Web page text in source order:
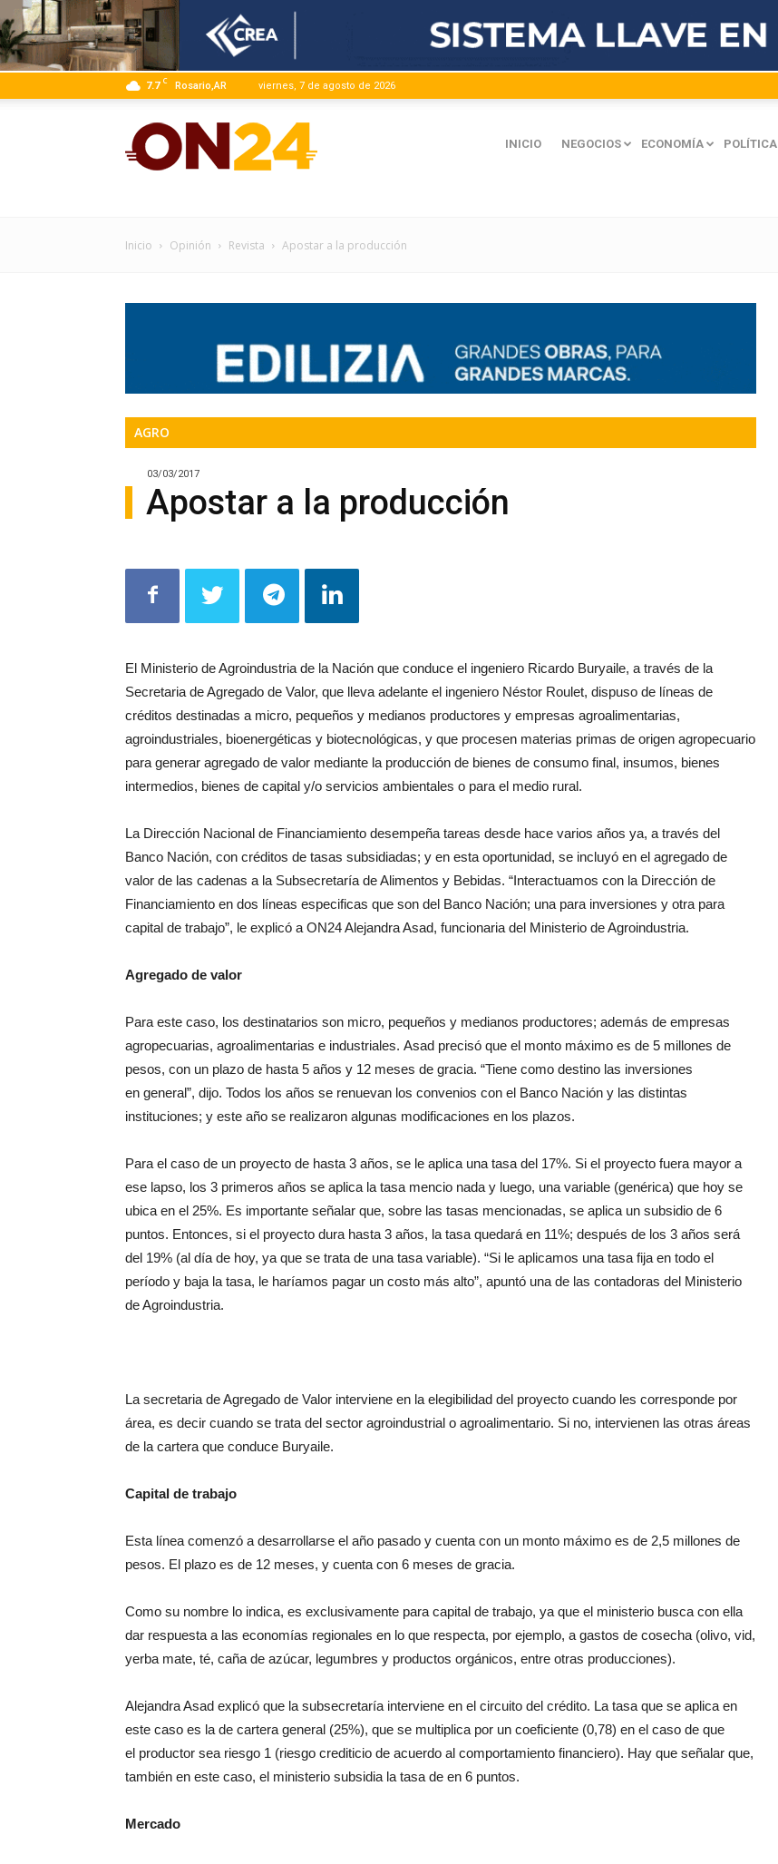
7.7 C Rosario,AR viernes, 7 de agosto de 2026
|
serio
INICIO NEGOCIOS ECONOMÍA POLÍTICA
Inicio Opinión Revista Apostar a la producción
AGRO
Apostar a la producción
El Ministerio de Agroindustria de la Nación que conduce el inge niero Ricardo Buryaile, a través
de la
Secretaria de Agregado de Valor,
que lleva adelante el ingeniero Néstor Roulet, dispuso de líneas de
créditos des
tinadas a micro, pequeños y medianos productores y empresas agroalimenta
rias,
agroindustriales, bioenergéticas y biotecnológicas, y que procesen mate
rias primas de origen agropecuario
ra generar agregado de valor mediante la producción de bienes de consumo fi nal, insumos, bienes
intermedios, bie
nes de capital y/o servicios ambientales o para el medio rural.
La Dirección Nacional de Financiamiento desempeña tareas desde hace varios
años ya, a través del
Banco Nación, con
créditos de tasas subsidiadas; y en esta oportunidad, se incluyó en el agregado
de
valor de las cadenas a la Subsecreta
ría de Alimentos y Bebidas. “Interactua
mos con la Dirección de
Financiamien
to en dos líneas especificas que son del Banco Nación; una para inversiones y
capital de trabajo”, le explicó
a ON24 Alejandra Asad, funcionaria del Ministerio de Agroindustria.
Agregado de valor
Para este caso, los destinatarios son micro, pequeños y medianos produc
tores; además de empresas
rias, agroalimentarias e industriales. Asad precisó que el monto máximo es
de 5 millones de
pesos, con un plazo
de hasta 5 años y 12 meses de gracia. “Tiene como destino las inversiones
general”, dijo. Todos los años se renue van los convenios con el Banco Nación
y las distintas
instituciones; y este año
se realizaron algunas modificaciones en los plazos.
Para el caso de un proyecto de hasta 3 años, se le aplica una tasa del 17%. Si el
proyecto fuera mayor a
ese lapso, los 3
primeros años se aplica la tasa mencio nada y luego, una variable (genérica) que hoy se
ubica en el 25%. Es importante se
ñalar que, sobre las tasas mencionadas,
se aplica un subsidio de 6
puntos. Enton
ces, si el proyecto dura hasta 3 años, la tasa quedará en 11%; después de los 3
años será
del 19% (al día de hoy, ya que
se trata de una tasa variable). “Si le apli camos una tasa fija en todo el
período y baja la tasa, le haríamos pagar un costo más alto”, apuntó una de las contadoras
del Ministerio
de Agroindustria.
La secretaria de Agregado de Valor interviene en la elegibilidad del proyecto cuando les corresponde por
área, es decir cuando se trata del sector agroindustrial o agroalimentario. Si no, intervienen las otras
áreas
de la cartera que conduce Buryaile.
Capital de trabajo
Esta línea comenzó a desarrollarse el año pasado y cuenta con un monto máximo
es de 2,5 millones de
pesos. El plazo es de
12 meses, y cuenta con 6 meses de gracia.
Como su nombre lo indica, es exclusivamente para capital de trabajo, ya que el
ministerio busca con ella
dar respuesta a las economías regionales en lo que respec ta, por ejemplo, a gastos de cosecha (oli vo, vid,
yerba mate, té, caña de azúcar, le
gumbres y productos orgánicos, entre otras producciones).
Alejandra Asad explicó que la subsecretaría interviene en el circuito del crédito. La
tasa que se aplica en
este caso es la de car
tera general (25%), que se multiplica por
un coeficiente (0,78) en el caso de que
el
productor sea riesgo 1 (riesgo crediticio de acuerdo al comportamiento financie
ro). Hay que señalar que,
también en es
te caso, el ministerio subsidia la tasa de en 6 puntos.
Mercado